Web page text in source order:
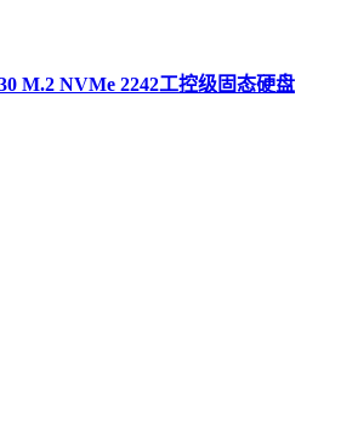
M.2 NVMe 2242工控级固态硬盘